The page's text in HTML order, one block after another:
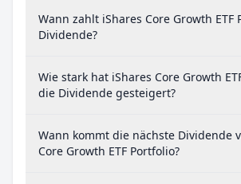
Wann zahlt iShares Core Growth ETF
Dividende?
Wie stark hat iShares Core Growth
die Dividende gesteigert?
Wann kommt die nächste Dividende
Core Growth ETF Portfolio?